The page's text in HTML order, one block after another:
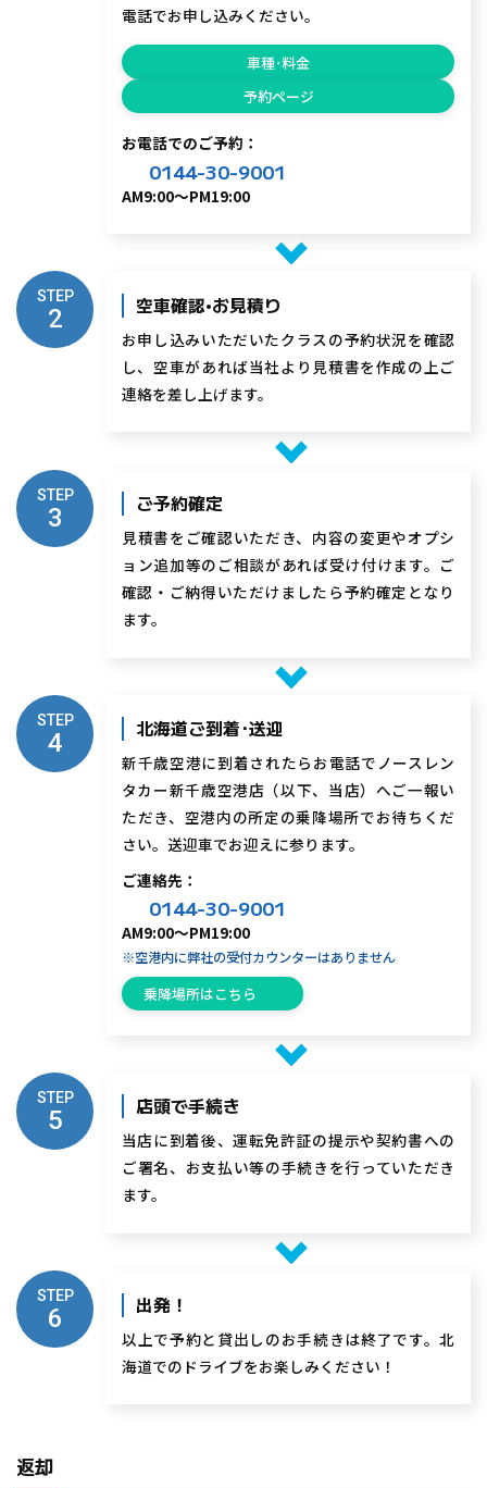
電話でお申し込みください。
車種･料金
予約ページ
お電話でのご予約：
0144-30-9001
AM9:00～PM19:00
空車確認•お見積り
お申し込みいただいたクラスの予約状況を確認
し、空車があれば当社より見積書を作成の上ご
連絡を差し上げます。
STEP
2
ご予約確定
見積書をご確認いただき、内容の変更やオプシ
ョン追加等のご相談があれば受け付けます。ご
確認・ご納得いただけましたら予約確定となり
ます。
STEP
3
北海道ご到着･送迎
新千歳空港に到着されたらお電話でノースレン
タカー新千歳空港店（以下、当店）へご一報い
ただき、空港内の所定の乗降場所でお待ちくだ
さい。送迎車でお迎えに参ります。
ご連絡先：
0144-30-9001
AM9:00～PM19:00
※空港内に弊社の受付カウンターはありません
乗降場所はこちら
STEP
4
店頭で手続き
当店に到着後、運転免許証の提示や契約書への
ご署名、お支払い等の手続きを行っていただき
ます。
STEP
5
出発！
以上で予約と貸出しのお手続きは終了です。北
海道でのドライブをお楽しみください！
STEP
6
返却